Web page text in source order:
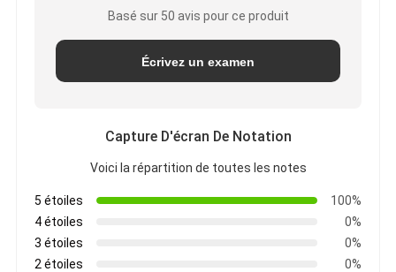
Basé sur 50 avis pour ce produit
Écrivez un examen
Capture D'écran De Notation
Voici la répartition de toutes les notes
5 étoiles
100%
4 étoiles
0%
3 étoiles
0%
2 étoiles
0%